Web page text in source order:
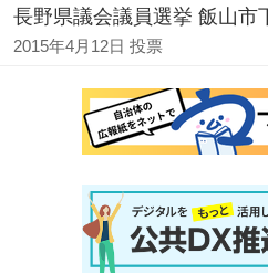
長野県議会議員選挙 飯山市
2015年4月12日 投票